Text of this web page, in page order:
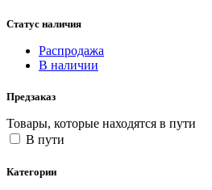
Статус наличия
Распродажа
В наличии
Предзаказ
Товары, которые находятся в пути
В пути
Категории